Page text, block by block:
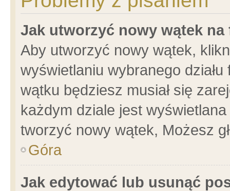
Jak utworzyć nowy wątek na
Aby utworzyć nowy wątek,
wyświetlaniu wybranego
wątku będziesz musiał się
każdym dziale jest
tworzyć nowy wątek, Możesz
Góra
Jak edytować lub usunąć